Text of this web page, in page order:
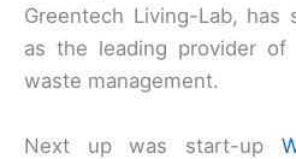
Greentech Living-Lab, has
as the leading provider
waste management.
Next up was start-up